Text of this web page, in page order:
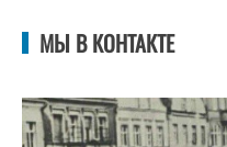
МЫ В КОНТАКТЕ